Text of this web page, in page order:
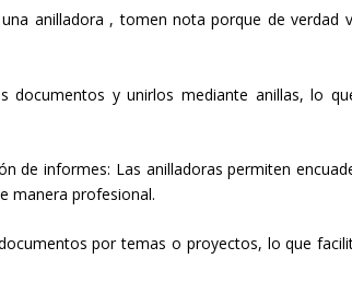
anilladora , tomen nota porque de verdad
documentos y unirlos mediante anillas, lo
de informes: Las anilladoras permiten
manera profesional.
por temas o proyectos, lo que